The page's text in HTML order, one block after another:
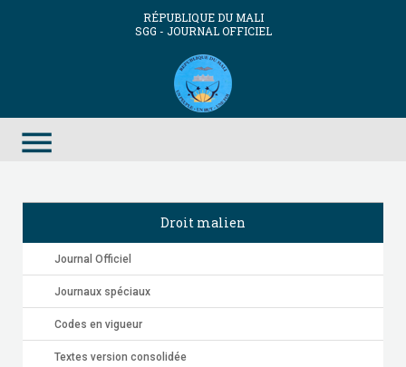
RÉPUBLIQUE DU MALI
SGG - JOURNAL OFFICIEL
menu
Droit malien
Journal Officiel
Journaux spéciaux
Codes en vigueur
Textes version consolidée